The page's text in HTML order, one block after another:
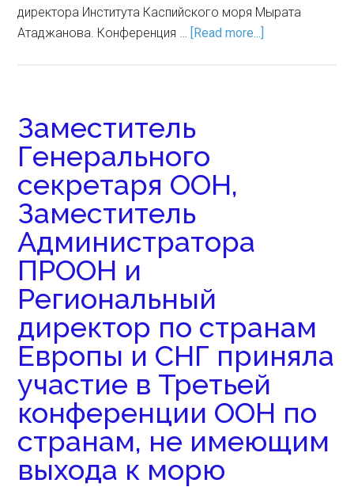
директора Института Каспийского моря Мырата
Атаджанова. Конференция … [Read more...]
Заместитель
Генерального
секретаря ООН,
Заместитель
Администратора
ПРООН и
Региональный
директор по странам
Европы и СНГ приняла
участие в Третьей
конференции ООН по
странам, не имеющим
выхода к морю